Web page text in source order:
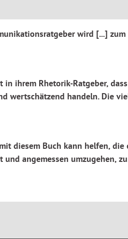
wird [...]
in ihrem Rhetorik-Ratgeber,
wertschätzend handeln. Die
diesem Buch kann helfen,
und angemessen umzugehen,